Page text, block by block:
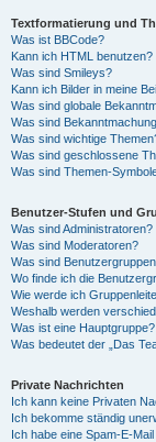
Textformatierung und
Was ist BBCode?
Kann ich HTML benutzen?
Was sind Smileys?
Kann ich Bilder in meine
Was sind globale
Was sind
Was sind wichtige
Was sind geschlossene
Was sind Themen-
Benutzer-Stufen und
Was sind Administratoren?
Was sind Moderatoren?
Was sind
Wo finde ich die
Wie werde ich
Weshalb werden
Was ist eine Hauptgruppe?
Was bedeutet der „Das
Private Nachrichten
Ich kann keine Privaten
Ich bekomme ständig
Ich habe eine Spam-E-